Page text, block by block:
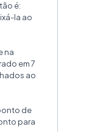
é:
la ao
na
em 7
ao
de
para